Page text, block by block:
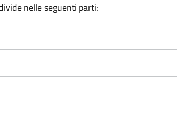
nelle seguenti parti: